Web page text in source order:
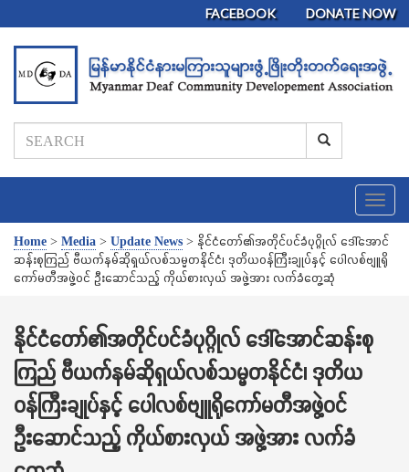
FACEBOOK DONATE NOW
T
o
g
g
Home > Media > Update News > နိုင်ငံတော်၏အတိုင်ပင်ခံပုဂ္ဂိုလ် ဒေါ်အောင်
ဆန်းစုကြည် ဗီယက်နမ်ဆိုရှယ်လစ်သမ္မတနိုင်ငံ၊ ဒုတိယဝန်ကြီးချုပ်နှင့် ပေါလစ်ဗျူရို
ကော်မတီအဖွဲ့ဝင် ဦးဆောင်သည့် ကိုယ်စားလှယ် အဖွဲ့အား လက်ခံတွေ့ဆုံ
နိုင်ငံတော်၏အတိုင်ပင်ခံပုဂ္ဂိုလ် ဒေါ်အောင်ဆန်းစု
ကြည် ဗီယက်နမ်ဆိုရှယ်လစ်သမ္မတနိုင်ငံ၊ ဒုတိယ
ဝန်ကြီးချုပ်နှင့် ပေါလစ်ဗျူရိုကော်မတီအဖွဲ့ဝင်
ဦးဆောင်သည့် ကိုယ်စားလှယ် အဖွဲ့အား လက်ခံ